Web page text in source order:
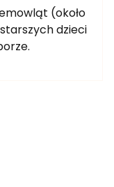
(około
dzieci